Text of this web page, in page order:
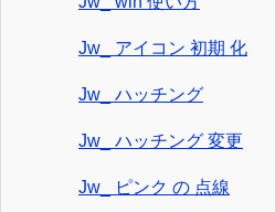
Jw_ アイコン 初期 化
Jw_ ハッチング
Jw_ ハッチング 変更
Jw_ ピンク の 点線